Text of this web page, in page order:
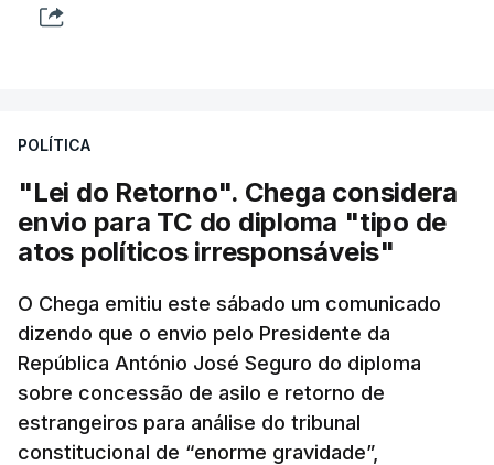
POLÍTICA
"Lei do Retorno". Chega considera
envio para TC do diploma "tipo de
atos políticos irresponsáveis"
O Chega emitiu este sábado um comunicado
dizendo que o envio pelo Presidente da
República António José Seguro do diploma
sobre concessão de asilo e retorno de
estrangeiros para análise do tribunal
constitucional de “enorme gravidade”,